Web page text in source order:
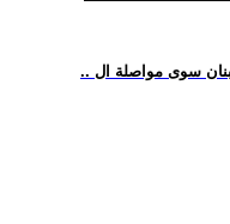
سوى مواصلة ال